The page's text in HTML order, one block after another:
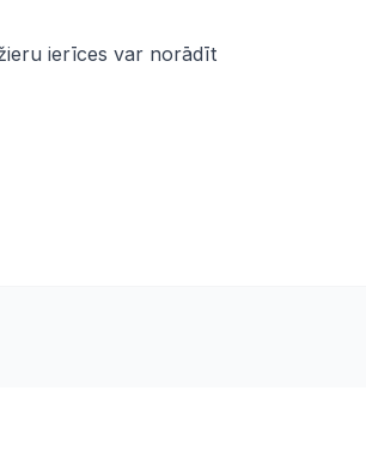
ierīces var norādīt